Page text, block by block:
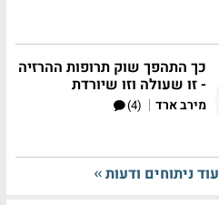
כך התהפך שוק תרופות ההרזיה
- זו שעולה וזו שיורדת
מירב ארד |
(4)
עוד ניתוחים ודעות